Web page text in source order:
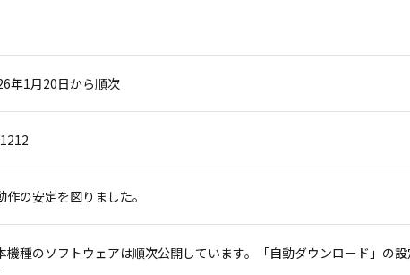
年1月20日から順次
作の安定を図りました。
機種のソフトウェアは順次公開しています。「自動ダウンロード」の